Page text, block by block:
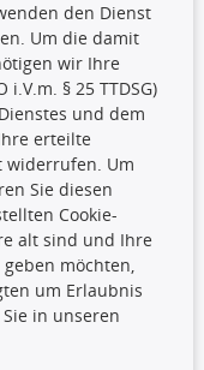
den Dienst
Um die damit
wir Ihre
§ 25 TTDSG)
und dem
erteilte
widerrufen. Um
Sie diesen
Cookie-
alt sind und Ihre
möchten,
um Erlaubnis
in unseren